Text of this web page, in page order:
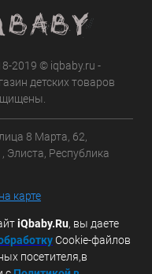
2019 © iqbaby.ru -
детских товаров
8 Марта, 62,
Элиста, Республика
карте
iQbaby.Ru, вы даете
Cookie-файлов
посетителя,в